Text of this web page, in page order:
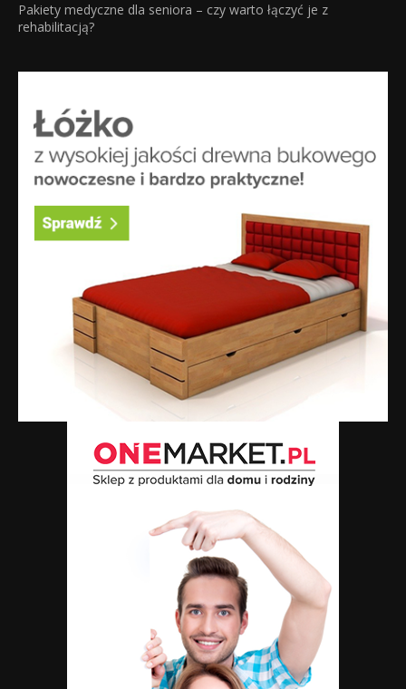
Pakiety medyczne dla seniora – czy warto łączyć je z
rehabilitacją?